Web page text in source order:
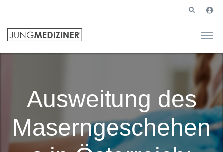
Ausweitung des
Maserngeschehen